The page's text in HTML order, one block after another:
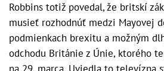
Robbins totiž povedal, že britskí
musieť rozhodnúť medzi Mayovej
podmienkach brexitu a možným
odchodu Británie z Únie, ktorého